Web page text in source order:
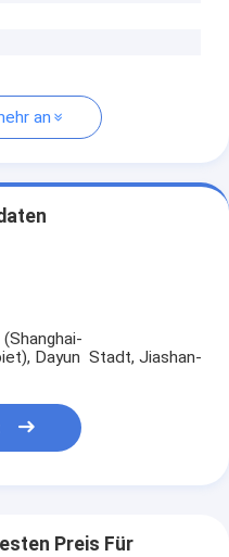
an
Dayun Stadt, Jiashan-
Preis Für